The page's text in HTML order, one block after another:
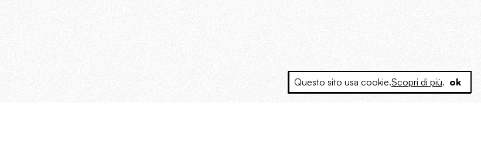
Questo sito usa cookie.Scopri di più. ok